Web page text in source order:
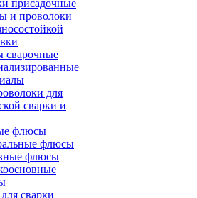
присадочные
и проволоки
сварочные
для
сварки и
флюсы
флюсы
флюсы
сварки